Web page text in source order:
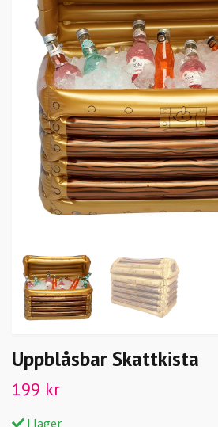
Uppblåsbar Skattkista
199 kr
I lager